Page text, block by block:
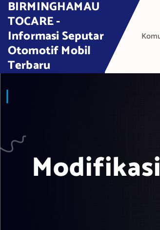
t
BIRMINGHAMAU
TOCARE -
Informasi Seputar
Otomotif Mobil
Terbaru